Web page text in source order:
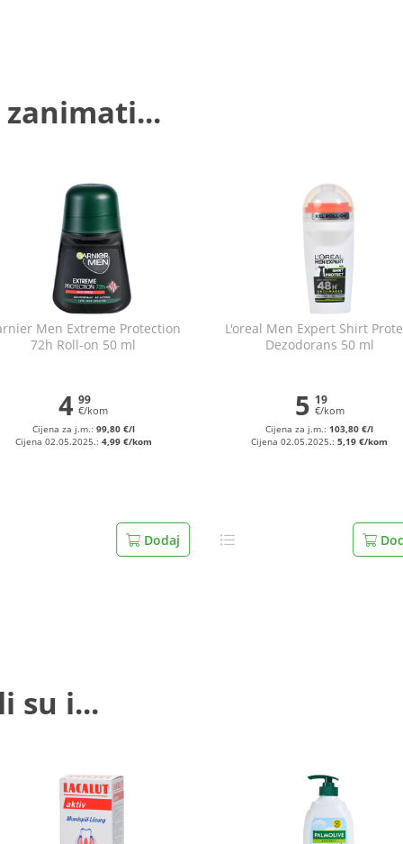
Men Extreme Protection
72h Roll-on 50 ml
4 99
€/kom
Cijena za j.m.: 99,80 €/l
Cijena 02.05.2025.: 4,99 €/kom
Dodaj
L'oreal Men Expert Shirt
Dezodorans 50 ml
5 19
€/kom
Cijena za j.m.:103,80 €/l
Cijena 02.05.2025.:5,19 €/kom
su i...